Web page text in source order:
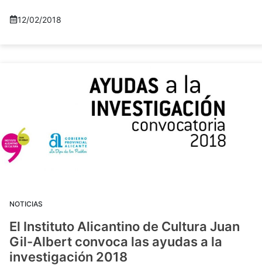
12/02/2018
NOTICIAS
El Instituto Alicantino de Cultura Juan
Gil-Albert convoca las ayudas a la
investigación 2018